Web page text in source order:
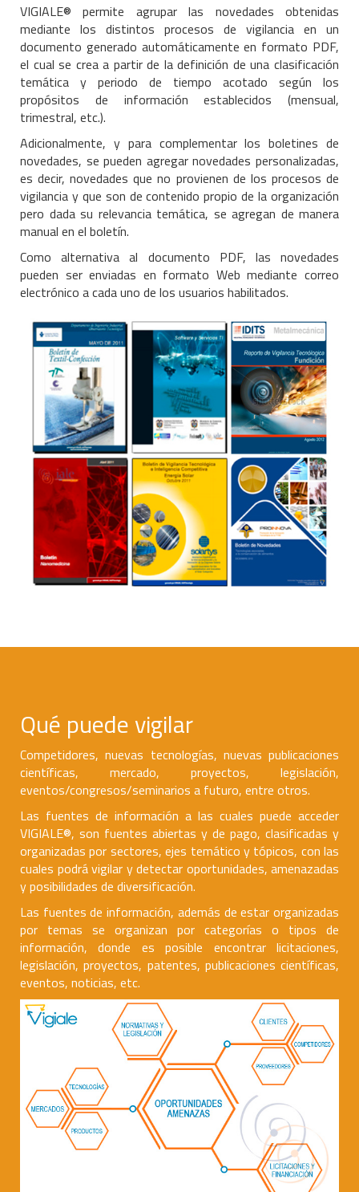
VIGIALE® permite agrupar las novedades obtenidas
mediante los distintos procesos de vigilancia en un
documento generado automáticamente en formato PDF,
el cual se crea a partir de la definición de una clasificación
temática y periodo de tiempo acotado según los
propósitos de información establecidos (mensual,
trimestral, etc.).
Adicionalmente, y para complementar los boletines de
novedades, se pueden agregar novedades personalizadas,
es decir, novedades que no provienen de los procesos de
vigilancia y que son de contenido propio de la organización
pero dada su relevancia temática, se agregan de manera
manual en el boletín.
Como alternativa al documento PDF, las novedades
pueden ser enviadas en formato Web mediante correo
electrónico a cada uno de los usuarios habilitados.
Qué puede vigilar
Competidores, nuevas tecnologías, nuevas publicaciones
científicas, mercado, proyectos, legislación,
eventos/congresos/seminarios a futuro, entre otros.
Las fuentes de información a las cuales puede acceder
VIGIALE®, son fuentes abiertas y de pago, clasificadas y
organizadas por sectores, ejes temático y tópicos, con las
cuales podrá vigilar y detectar oportunidades, amenazadas
y posibilidades de diversificación.
Las fuentes de información, además de estar organizadas
por temas se organizan por categorías o tipos de
información, donde es posible encontrar licitaciones,
legislación, proyectos, patentes, publicaciones científicas,
eventos, noticias, etc.